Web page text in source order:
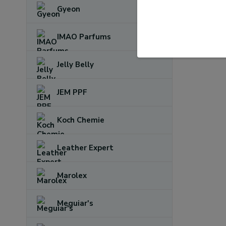
Gyeon
IMAO Parfums
Jelly Belly
JEM PPF
Koch Chemie
Leather Expert
Marolex
Meguiar's